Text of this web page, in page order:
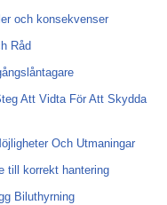
och konsekvenser
Råd
Att Vidta För Att Skydda
Och Utmaningar
till korrekt hantering
Biluthyrning